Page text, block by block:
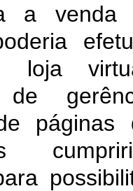
a venda
loja
de